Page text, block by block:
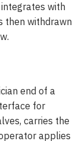
with
then withdrawn
end of a
for
carries the
applies